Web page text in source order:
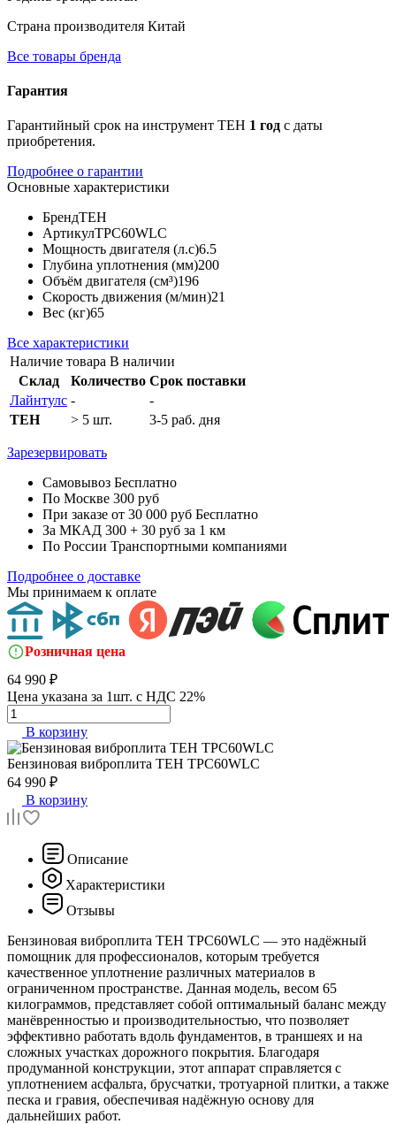
Страна производителя Китай
Все товары бренда
Гарантия
Гарантийный срок на инструмент TEH 1 год с даты
приобретения.
Подробнее о гарантии
Основные характеристики
БрендTEH
АртикулTPC60WLC
Мощность двигателя (л.с)6.5
Глубина уплотнения (мм)200
Объём двигателя (см³)196
Скорость движения (м/мин)21
Вес (кг)65
Все характеристики
Наличие товара В наличии
Склад
Количество Срок поставки
Лайнтулс -
-
TEH
> 5 шт. 3-5 раб. дня
Зарезервировать
Самовывоз Бесплатно
По Москве 300 руб
При заказе от 30 000 руб Бесплатно
За МКАД 300 + 30 руб за 1 км
По России Транспортными компаниями
Подробнее о доставке
Мы принимаем к оплате
Розничная цена
64 990 ₽
Цена указана за 1шт. с НДС 22%
В корзину
Бензиновая виброплита TEH TPC60WLC
64 990 ₽
В корзину
Описание
Характеристики
Отзывы
Бензиновая виброплита TEH TPC60WLC — это надёжный
помощник для профессионалов, которым требуется
качественное уплотнение различных материалов в
ограниченном пространстве. Данная модель, весом 65
килограммов, представляет собой оптимальный баланс между
манёвренностью и производительностью, что позволяет
эффективно работать вдоль фундаментов, в траншеях и на
сложных участках дорожного покрытия. Благодаря
продуманной конструкции, этот аппарат справляется с
уплотнением асфальта, брусчатки, тротуарной плитки, а также
песка и гравия, обеспечивая надёжную основу для
дальнейших работ.